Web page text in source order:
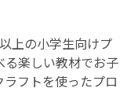
上の小学生向けプ
る楽しい教材でお子
フトを使ったプロ